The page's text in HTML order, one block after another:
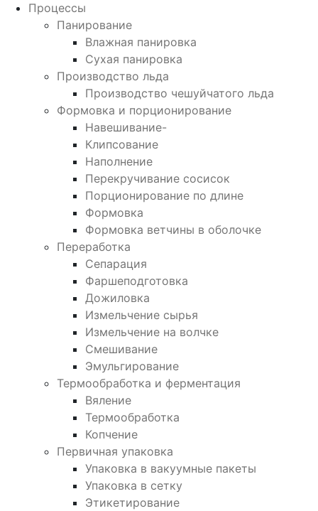
Процессы
Панирование
Влажная панировка
Сухая панировка
Производство льда
Производство чешуйчатого льда
Формовка и порционирование
Навешивание-
Клипсование
Наполнение
Перекручивание сосисок
Порционирование по длине
Формовка
Формовка ветчины в оболочке
Переработка
Сепарация
Фаршеподготовка
Дожиловка
Измельчение сырья
Измельчение на волчке
Смешивание
Эмульгирование
Термообработка и ферментация
Вяление
Термообработка
Копчение
Первичная упаковка
Упаковка в вакуумные пакеты
Упаковка в сетку
Этикетирование